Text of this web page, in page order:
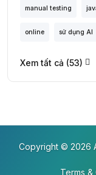
manual testing
online sử dụng AI
Xem tất cả (53)
Copyright © 2026
Terms &